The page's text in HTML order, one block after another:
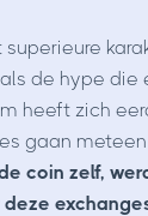
de hype die
heeft zich
gaan meteen
coin zelf,